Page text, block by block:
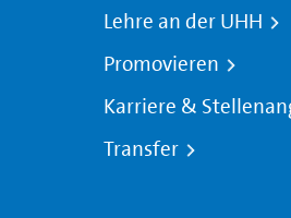
Lehre an der UHH
Promovieren
Karriere &
Transfer